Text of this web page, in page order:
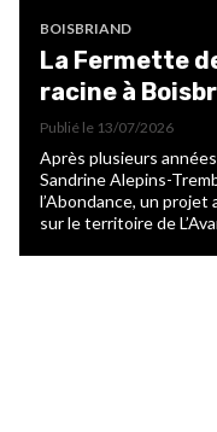
BOISBRIAND
La Fermette
racine à
Publié le 13/07/2026
Après plusieurs
Sandrine Alepins-
l’Abondance, un
sur le territoire de